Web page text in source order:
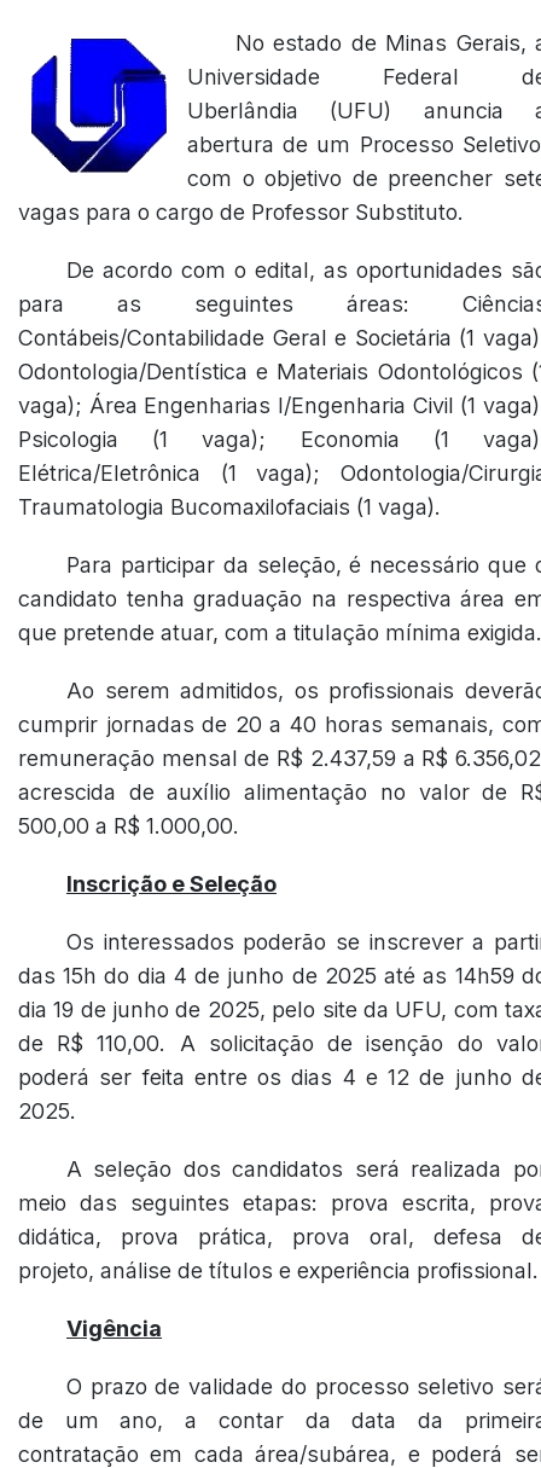
No estado de Minas Gerais,
Universidade Federal
Uberlândia (UFU) anuncia
abertura de um Processo
com o objetivo de preencher
vagas para o cargo de Professor Substituto.
De acordo com o edital, as oportunidades
para as seguintes áreas:
Contábeis/Contabilidade Geral e Societária (1
Odontologia/Dentística e Materiais Odontológicos
vaga); Área Engenharias I/Engenharia Civil (1
Psicologia (1 vaga); Economia (1
Elétrica/Eletrônica (1 vaga); Odontologia/
Traumatologia Bucomaxilofaciais (1 vaga).
Para participar da seleção, é necessário que
candidato tenha graduação na respectiva área
que pretende atuar, com a titulação mínima exigida.
Ao serem admitidos, os profissionais
cumprir jornadas de 20 a 40 horas semanais,
remuneração mensal de R$ 2.437,59 a R$
acrescida de auxílio alimentação no valor de
500,00 a R$ 1.000,00.
Inscrição e Seleção
Os interessados poderão se inscrever a
das 15h do dia 4 de junho de 2025 até as 14h59
dia 19 de junho de 2025, pelo site da UFU, com
de R$ 110,00. A solicitação de isenção do
poderá ser feita entre os dias 4 e 12 de junho
2025.
A seleção dos candidatos será realizada
meio das seguintes etapas: prova escrita,
didática, prova prática, prova oral, defesa
projeto, análise de títulos e experiência profissional.
Vigência
O prazo de validade do processo seletivo
de um ano, a contar da data da
contratação em cada área/subárea, e poderá